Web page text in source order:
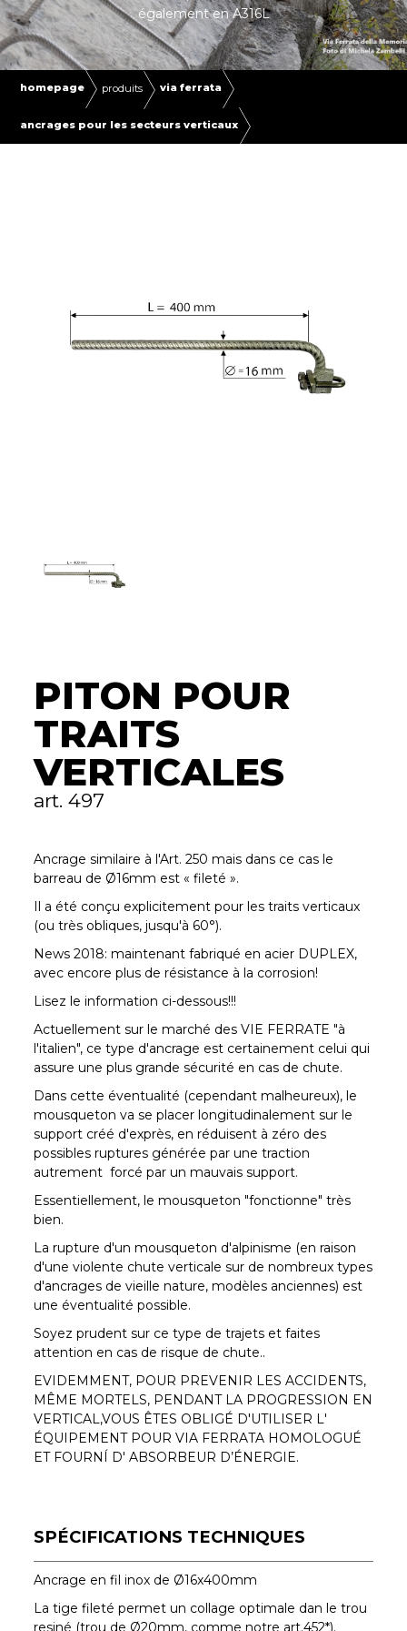
également en A316L
homepage produits via ferrata
ancrages pour les secteurs verticaux
PITON POUR
TRAITS
VERTICALES
art. 497
Ancrage similaire à l'Art. 250 mais dans ce cas le
barreau de Ø16mm est « fileté ».
Il a été conçu explicitement pour les traits verticaux
(ou très obliques, jusqu'à 60°).
News 2018: maintenant fabriqué en acier DUPLEX,
avec encore plus de résistance à la corrosion!
Lisez le information ci-dessous!!!
Actuellement sur le marché des VIE FERRATE "à
l'italien", ce type d'ancrage est certainement celui qui
assure une plus grande sécurité en cas de chute.
Dans cette éventualité (cependant malheureux), le
mousqueton va se placer longitudinalement sur le
support créé d'exprès, en réduisent à zéro des
possibles ruptures générée par une traction
autrement forcé par un mauvais support.
Essentiellement, le mousqueton "fonctionne" très
bien.
La rupture d'un mousqueton d'alpinisme (en raison
d'une violente chute verticale sur de nombreux types
d'ancrages de vieille nature, modèles anciennes) est
une éventualité possible.
Soyez prudent sur ce type de trajets et faites
attention en cas de risque de chute..
EVIDEMMENT, POUR PREVENIR LES ACCIDENTS,
MÊME MORTELS, PENDANT LA PROGRESSION EN
VERTICAL,VOUS ÊTES OBLIGÉ D'UTILISER L'
ÉQUIPEMENT POUR VIA FERRATA HOMOLOGUÉ
ET FOURNÍ D' ABSORBEUR D’ÉNERGIE.
SPÉCIFICATIONS TECHNIQUES
Ancrage en fil inox de Ø16x400mm
La tige fileté permet un collage optimale dan le trou
resiné (trou de Ø20mm, comme notre art.452*).